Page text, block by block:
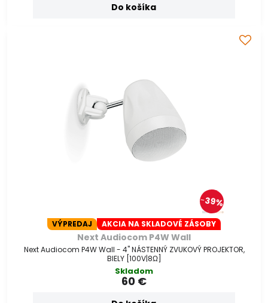
Do košíka
39%
VÝPREDAJ AKCIA NA SKLADOVÉ ZÁSOBY
Next Audiocom P4W Wall
Next Audiocom P4W Wall - 4" NÁSTENNÝ ZVUKOVÝ PROJEKTOR,
BIELY [100V|8Ω]
Skladom
60 €